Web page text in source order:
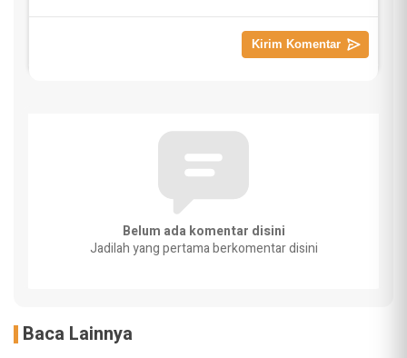
Belum ada komentar disini
Jadilah yang pertama berkomentar disini
Baca Lainnya